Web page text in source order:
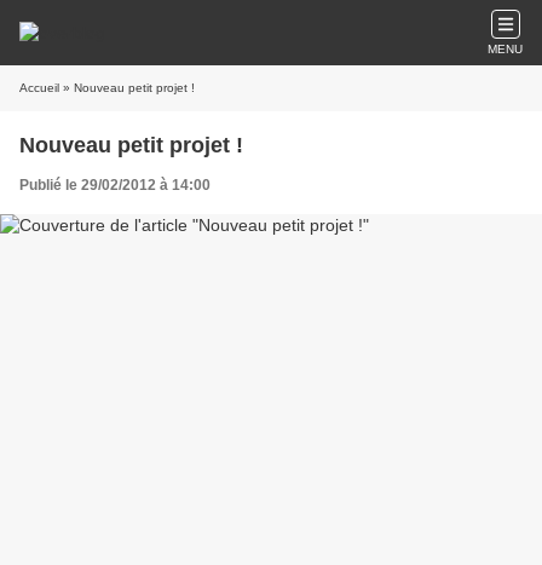
MENU
Accueil » Nouveau petit projet !
Nouveau petit projet !
Publié le 29/02/2012 à 14:00